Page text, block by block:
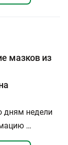
мазков из
дням недели
…